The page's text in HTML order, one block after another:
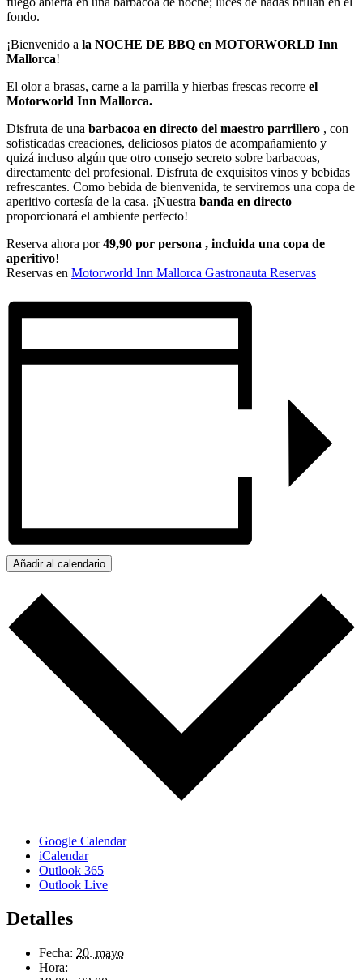
¡Bienvenido a la NOCHE DE BBQ en MOTORWORLD Inn
Mallorca!
El olor a brasas, carne a la parrilla y hierbas frescas recorre el
Motorworld Inn Mallorca.
Disfruta de una barbacoa en directo del maestro parrillero , con
sofisticadas creaciones, deliciosos platos de acompañamiento y
quizá incluso algún que otro consejo secreto sobre barbacoas,
directamente del profesional. Disfruta de exquisitos vinos y bebidas
refrescantes. Como bebida de bienvenida, te serviremos una copa de
aperitivo cortesía de la casa. ¡Nuestra banda en directo
proporcionará el ambiente perfecto!
Reserva ahora por49,90 por persona , incluida una copa de
aperitivo!
Reservas en Motorworld Inn Mallorca Gastronauta Reservas
Añadir al calendario
Google Calendar
iCalendar
Outlook 365
Outlook Live
Detalles
Fecha: 20. mayo
Hora: